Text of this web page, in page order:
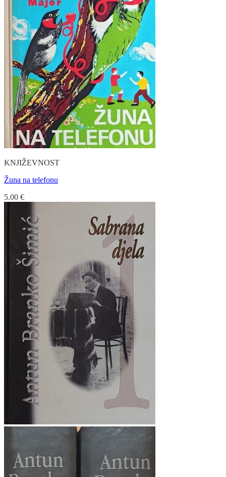
KNJIŽEVNOST
Žuna na telefonu
5.00 €